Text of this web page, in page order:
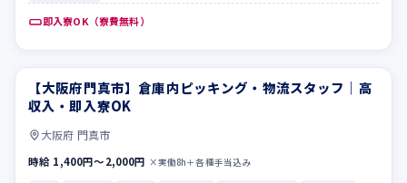
即入寮OK（寮費無料）
長期 土日休み
【大阪府門真市】倉庫内ピッキング・物流スタッフ｜高
収入・即入寮OK
大阪府 門真市
時給 1,400円〜2,000円 ×実働8h＋各種手当込み